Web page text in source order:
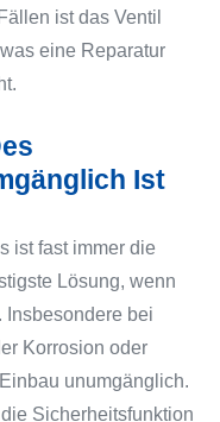
ist das Ventil
eine Reparatur
Ist
ist fast immer die
Lösung, wenn
Insbesondere bei
Korrosion oder
unumgänglich.
Sicherheitsfunktion